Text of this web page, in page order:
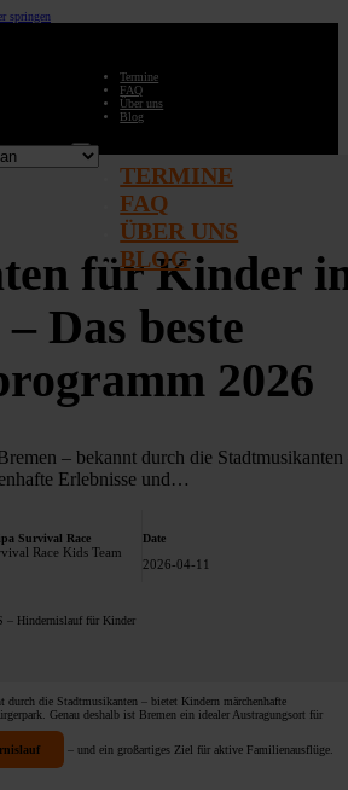
springen
Termine
FAQ
Über uns
Blog
TERMINE
FAQ
ÜBER UNS
BLOG
für Kinder
Das beste
2026
– bekannt durch die Stadtmusikanten
Erlebnisse und…
Survival Race
Race Kids Team
Date
2026-04-11
durch die Stadtmusikanten – bietet Kindern märchenhafte
Genau deshalb ist Bremen ein idealer Austragungsort für
– und ein großartiges Ziel für aktive Familienausflüge.